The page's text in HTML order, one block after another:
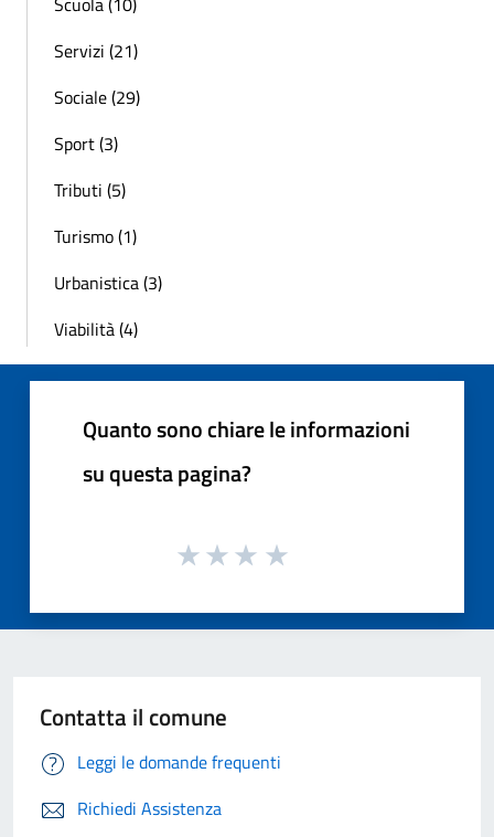
Servizi (21)
Sociale (29)
Sport (3)
Tributi (5)
Turismo (1)
Urbanistica (3)
Viabilità (4)
Quanto sono chiare le informazioni
su questa pagina?
Contatta il comune
Leggi le domande frequenti
Richiedi Assistenza